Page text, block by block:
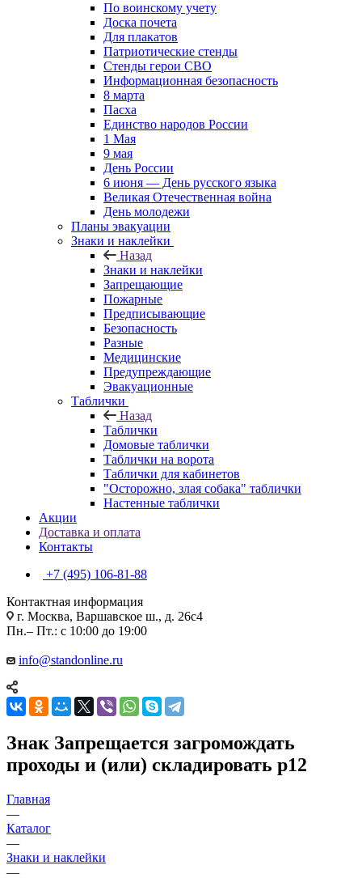
По воинскому учету
Доска почета
Для плакатов
Патриотические стенды
Стенды герои СВО
Информационная безопасность
8 марта
Пасха
Единство народов России
1 Мая
9 мая
День России
6 июня — День русского языка
Великая Отечественная война
День молодежи
Планы эвакуации
Знаки и наклейки
Назад
Знаки и наклейки
Запрещающие
Пожарные
Предписывающие
Безопасность
Разные
Медицинские
Предупреждающие
Эвакуационные
Таблички
Назад
Таблички
Домовые таблички
Таблички на ворота
Таблички для кабинетов
"Осторожно, злая собака" таблички
Настенные таблички
Акции
Доставка и оплата
Контакты
+7 (495) 106-81-88
Контактная информация
г. Москва, Варшавское ш., д. 26с4
Пн.– Пт.: с 10:00 до 19:00
info@standonline.ru
Знак Запрещается загромождать
проходы и (или) складировать p12
Главная
—
Каталог
—
Знаки и наклейки
—